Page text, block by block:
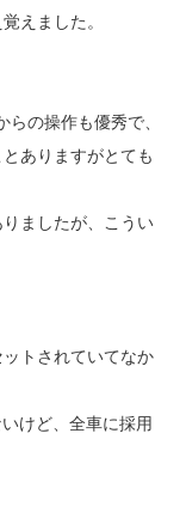
えました。
の操作も優秀で、
ありますがとても
りましたが、こうい
トされていてなか
けど、全車に採用